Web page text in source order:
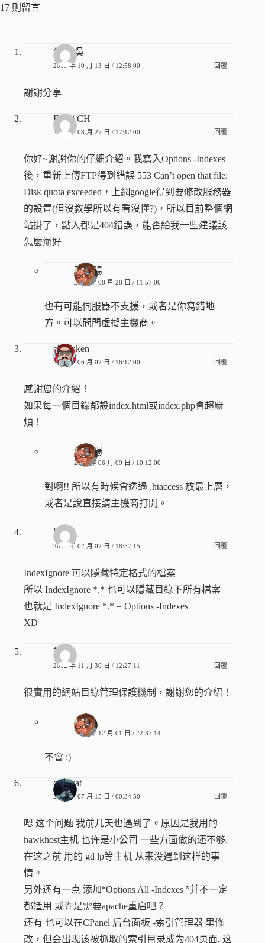
17 則留言
伭子 吳
2015 年 10 月 13 日 / 12:58:00 回覆
謝謝分享
Feifei CH
2015 年 08 月 27 日 / 17:12:00 回覆
你好~謝謝你的仔細介紹。我寫入Options -Indexes
後，重新上傳FTP得到錯誤 553 Can’t open that file:
Disk quota exceeded，上網google得到要修改服務器
的設置(但沒教學所以有看沒懂?)，所以目前整個網
站掛了，點入都是404錯誤，能否給我一些建議該
怎麼辦好
張香腸
2015 年 08 月 28 日 / 11:57:00
也有可能伺服器不支援，或者是你寫錯地
方。可以問問虛擬主機商。
changken
2014 年 06 月 07 日 / 16:12:00 回覆
感謝您的介紹！
如果每一個目錄都設index.html或index.php會超麻
煩！
張香腸
2014 年 06 月 09 日 / 10:12:00
對啊!! 所以有時候會透過 .htaccess 放最上層，
或者是說直接請主機商打開。
匿名
2013 年 02 月 07 日 / 18:57:15 回覆
IndexIgnore 可以隱藏特定格式的檔案
所以 IndexIgnore *.* 也可以隱藏目錄下所有檔案
也就是 IndexIgnore *.* = Options -Indexes
XD
訪客
2012 年 11 月 30 日 / 12:27:11 回覆
很實用的網站目錄管理保護機制，謝謝您的介紹！
香腸
2012 年 12 月 01 日 / 22:37:14
不會 :)
chancat
2011 年 07 月 15 日 / 00:34:50 回覆
嗯 这个问题 我前几天也遇到了。原因是我用的
hawkhost主机 也许是小公司 一些方面做的还不够,
在这之前 用的 gd lp等主机 从来没遇到这样的事
情。
另外还有一点 添加“Options All -Indexes ”并不一定
都适用 或许是需要apache重启吧？
还有 也可以在CPanel 后台面板 -索引管理器 里修
改，但会出现该被抓取的索引目录成为404页面, 这